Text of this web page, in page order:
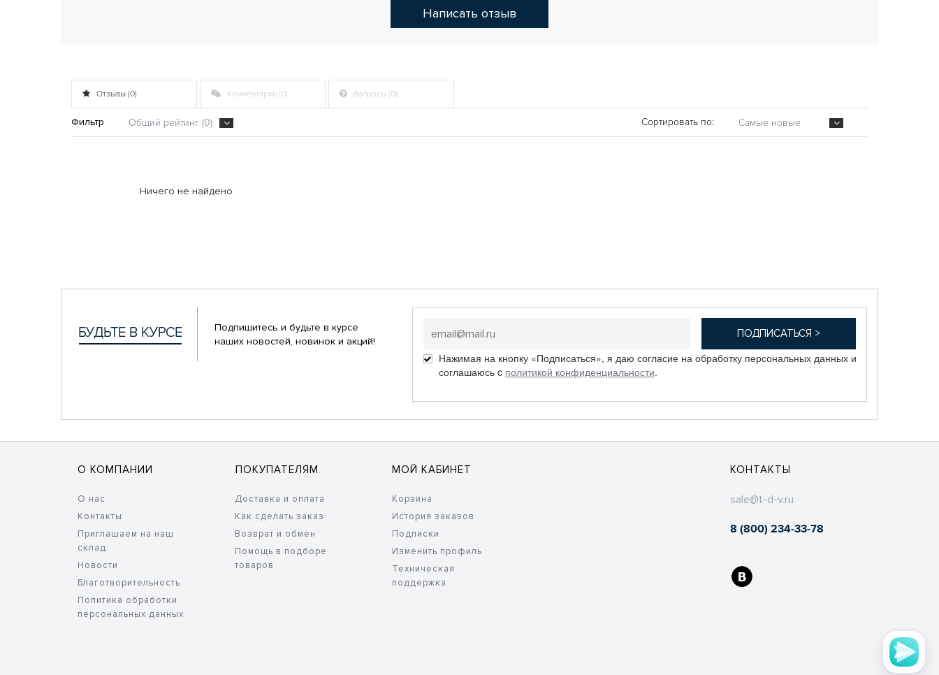
Написать отзыв
Отзывы (0) Комментарии (0) Вопросы (0)
Фильтр Общий рейтинг (0) Сортировать по: Самые новые
Ничего не найдено
Подпишитесь и будьте в курсе
наших новостей, новинок и акций!
Нажимая на кнопку «Подписаться», я даю согласие на обработку персональных данных и
соглашаюсь c политикой конфиденциальности.
О КОМПАНИИ
О нас
Контакты
Приглашаем на наш
склад
Новости
Благотворительность
Политика обработки
персональных данных
ПОКУПАТЕЛЯМ
Доставка и оплата
Как сделать заказ
Возврат и обмен
Помощь в подборе
товаров
МОЙ КАБИНЕТ
Корзина
История заказов
Подписки
Изменить профиль
Техническая
поддержка
КОНТАКТЫ
sale@t-d-v.ru
8 (800) 234-33-78